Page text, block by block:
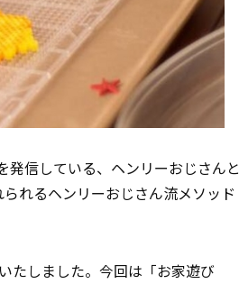
信している、ヘンリーおじさんと
れるヘンリーおじさん流メソッド
たしました。今回は「お家遊び